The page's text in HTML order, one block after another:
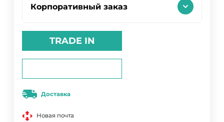
Корпоративный заказ
TRADE IN
Доставка
Новая почта